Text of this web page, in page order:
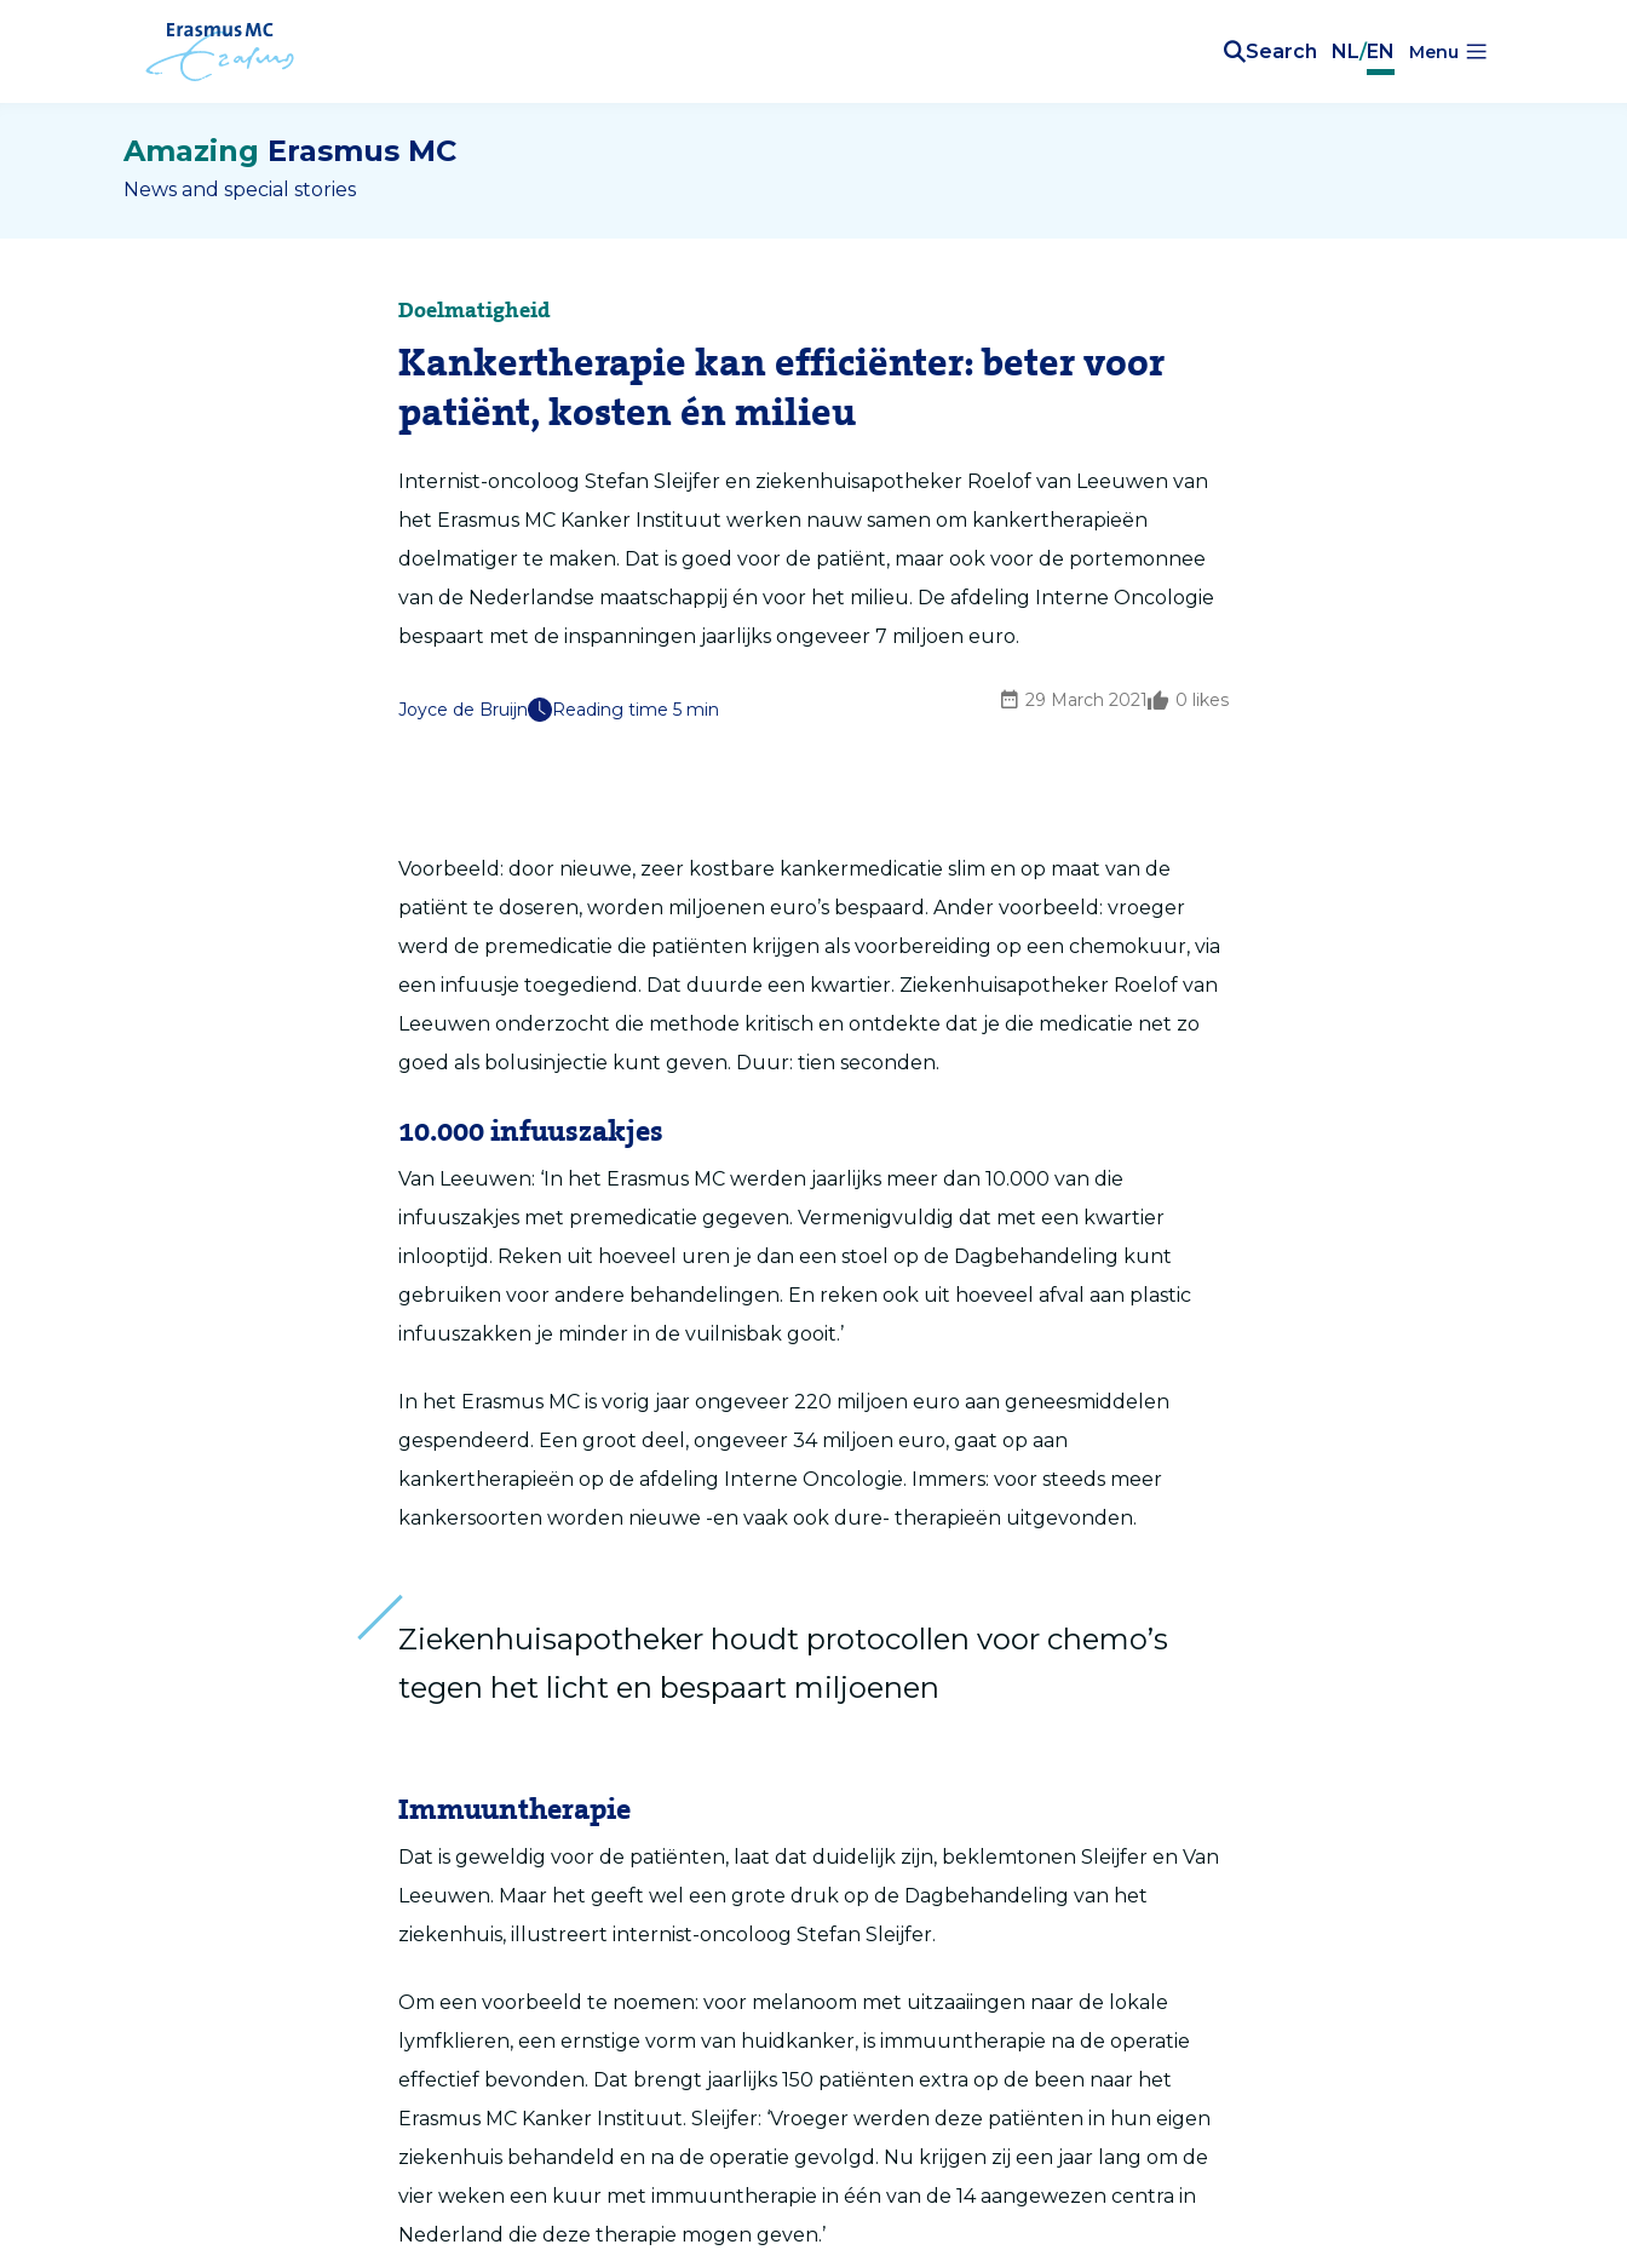
Search NL/EN Menu
Amazing Erasmus MC
News and special stories
Doelmatigheid
Kankertherapie kan efficiënter: beter voor
patiënt, kosten én milieu
Internist-oncoloog Stefan Sleijfer en ziekenhuisapotheker Roelof van Leeuwen van
het Erasmus MC Kanker Instituut werken nauw samen om kankertherapieën
doelmatiger te maken. Dat is goed voor de patiënt, maar ook voor de portemonnee
van de Nederlandse maatschappij én voor het milieu. De afdeling Interne Oncologie
bespaart met de inspanningen jaarlijks ongeveer 7 miljoen euro.
Joyce de Bruijn Reading time 5 min 29 March 2021 0 likes
Voorbeeld: door nieuwe, zeer kostbare kankermedicatie slim en op maat van de
patiënt te doseren, worden miljoenen euro’s bespaard. Ander voorbeeld: vroeger
werd de premedicatie die patiënten krijgen als voorbereiding op een chemokuur, via
een infuusje toegediend. Dat duurde een kwartier. Ziekenhuisapotheker Roelof van
Leeuwen onderzocht die methode kritisch en ontdekte dat je die medicatie net zo
goed als bolusinjectie kunt geven. Duur: tien seconden.
10.000 infuuszakjes
Van Leeuwen: ‘In het Erasmus MC werden jaarlijks meer dan 10.000 van die
infuuszakjes met premedicatie gegeven. Vermenigvuldig dat met een kwartier
inlooptijd. Reken uit hoeveel uren je dan een stoel op de Dagbehandeling kunt
gebruiken voor andere behandelingen. En reken ook uit hoeveel afval aan plastic
infuuszakken je minder in de vuilnisbak gooit.’
In het Erasmus MC is vorig jaar ongeveer 220 miljoen euro aan geneesmiddelen
gespendeerd. Een groot deel, ongeveer 34 miljoen euro, gaat op aan
kankertherapieën op de afdeling Interne Oncologie. Immers: voor steeds meer
kankersoorten worden nieuwe -en vaak ook dure- therapieën uitgevonden.
Ziekenhuisapotheker houdt protocollen voor chemo’s
tegen het licht en bespaart miljoenen
Immuuntherapie
Dat is geweldig voor de patiënten, laat dat duidelijk zijn, beklemtonen Sleijfer en Van
Leeuwen. Maar het geeft wel een grote druk op de Dagbehandeling van het
ziekenhuis, illustreert internist-oncoloog Stefan Sleijfer.
Om een voorbeeld te noemen: voor melanoom met uitzaaiingen naar de lokale
lymfklieren, een ernstige vorm van huidkanker, is immuuntherapie na de operatie
effectief bevonden. Dat brengt jaarlijks 150 patiënten extra op de been naar het
Erasmus MC Kanker Instituut. Sleijfer: ‘Vroeger werden deze patiënten in hun eigen
ziekenhuis behandeld en na de operatie gevolgd. Nu krijgen zij een jaar lang om de
vier weken een kuur met immuuntherapie in één van de 14 aangewezen centra in
Nederland die deze therapie mogen geven.’